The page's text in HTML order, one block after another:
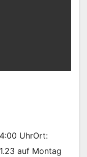
UhrOrt:
auf Montag